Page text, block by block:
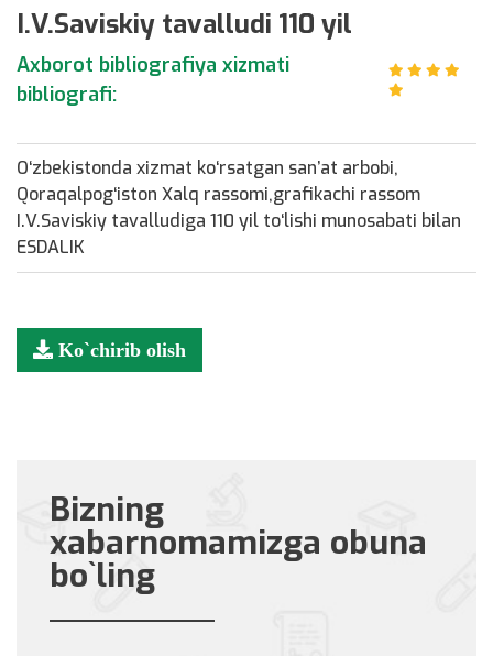
I.V.Saviskiy tavalludi 110 yil
Axborot bibliografiya xizmati
bibliografi:
O‘zbekistonda xizmat ko‘rsatgan san’at arbobi,
Qoraqalpog‘iston Xalq rassomi,grafikachi rassom
I.V.Saviskiy tavalludiga 110 yil to‘lishi munosabati bilan
ESDALIK
Ko`chirib olish
Bizning
xabarnomamizga obuna
bo`ling